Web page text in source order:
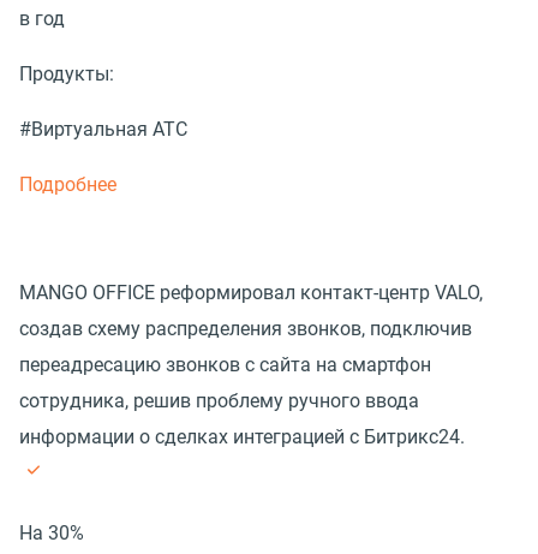
в год
Продукты:
#Виртуальная АТС
Подробнее
MANGO OFFICE реформировал контакт-центр VALO,
создав схему распределения звонков, подключив
переадресацию звонков с сайта на смартфон
сотрудника, решив проблему ручного ввода
информации о сделках интеграцией с Битрикс24.
На 30%